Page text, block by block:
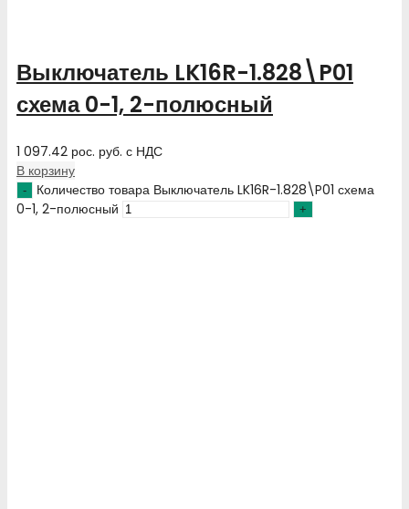
Выключатель LK16R-1.828\P01
схема 0-1, 2-полюсный
1 097.42 рос. руб. с НДС
В корзину
Количество товара Выключатель LK16R-1.828\P01 схема
0-1, 2-полюсный